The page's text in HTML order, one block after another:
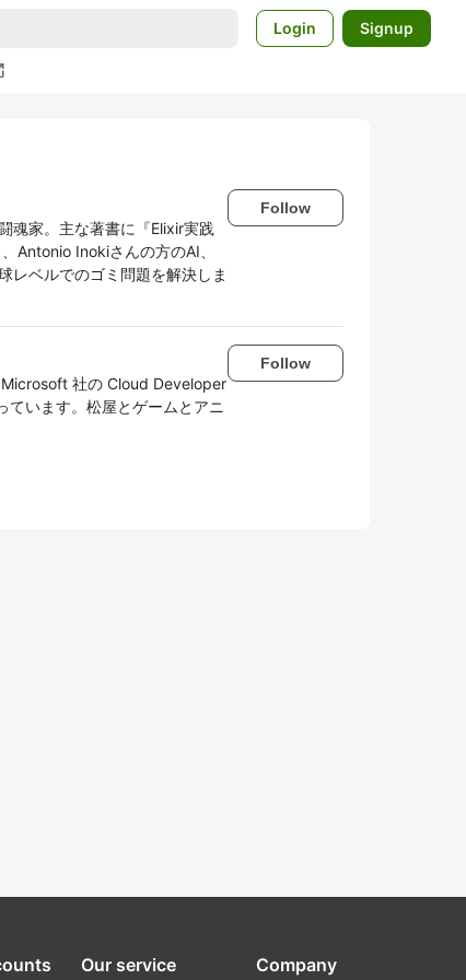
Login Signup
魂家。主な著書に『Elixir実践
Antonio Inokiさんの方のAI、
レベルでのゴミ問題を解決しま
Follow
社の Cloud Developer
います。松屋とゲームとアニ
Follow
Our service Company